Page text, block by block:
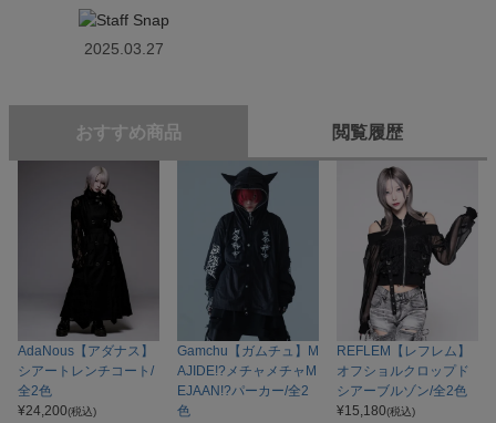
2025.03.27
おすすめ商品 閲覧履歴
AdaNous【アダナス】
シアートレンチコート/
全2色
¥24,200(税込)
Gamchu【ガムチュ】M
AJIDE!?メチャメチャM
EJAAN!?パーカー/全2
色
REFLEM【レフレム】
オフショルクロップド
シアーブルゾン/全2色
¥15,180(税込)